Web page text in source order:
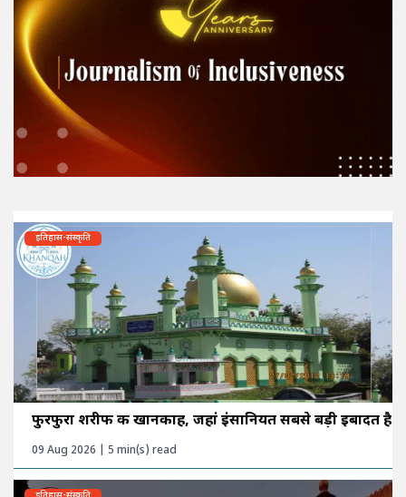
इतिहास-संस्कृति
फुरफुरा शरीफ की खानकाह, जहां इंसानियत सबसे बड़ी इबादत है
09 Aug 2026 | 5 min(s) read